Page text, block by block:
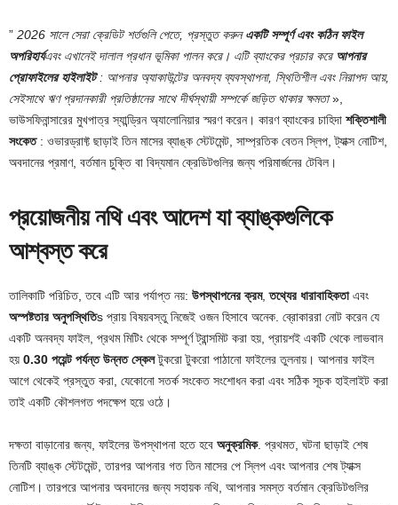
” 2026 সালে সেরা ক্রেডিট শর্তগুলি পেতে, প্রস্তুত করুনএকটি সম্পূর্ণ এবং কঠিন ফাইল
অপরিহার্যএবং এখানেই দালাল প্রধান ভূমিকা পালন করে। এটি ব্যাংকের প্রচার করেআপনার
প্রোফাইলের হাইলাইট: আপনার অ্যাকাউন্টের অনবদ্য ব্যবস্থাপনা, স্থিতিশীল এবং নিরাপদ আয়,
সেইসাথে ঋণ প্রদানকারী প্রতিষ্ঠানের সাথে দীর্ঘস্থায়ী সম্পর্কে জড়িত থাকার ক্ষমতা»,
ভাউসফিনান্সারের মুখপাত্র স্যান্ড্রিন অ্যালোনিয়ার স্মরণ করেন। কারণ ব্যাংকের চাহিদা শক্তিশালী
সংকেত: ওভারড্রাফ্ট ছাড়াই তিন মাসের ব্যাঙ্ক স্টেটমেন্ট, সাম্প্রতিক বেতন স্লিপ, ট্যাক্স নোটিশ,
অবদানের প্রমাণ, বর্তমান চুক্তি বা বিদ্যমান ক্রেডিটগুলির জন্য পরিমার্জনের টেবিল।
প্রয়োজনীয় নথি এবং আদেশ যা ব্যাঙ্কগুলিকে
আশ্বস্ত করে
তালিকাটি পরিচিত, তবে এটি আর পর্যাপ্ত নয়: উপস্থাপনের ক্রম,তথ্যের ধারাবাহিকতাএবং
অস্পষ্টতার অনুপস্থিতিs প্রায় বিষয়বস্তু নিজেই ওজন হিসাবে অনেক. ব্রোকাররা নোট করেন যে
একটি অনবদ্য ফাইল, প্রথম মিটিং থেকে সম্পূর্ণ ট্রান্সমিট করা হয়, প্রায়শই একটি থেকে লাভবান
হয় 0.30 পয়েন্ট পর্যন্ত উন্নত স্কেলটুকরো টুকরো পাঠানো ফাইলের তুলনায়। আপনার ফাইল
আগে থেকেই প্রস্তুত করা, যেকোনো সতর্ক সংকেত সংশোধন করা এবং সঠিক সূচক হাইলাইট করা
তাই একটি কৌশলগত পদক্ষেপ হয়ে ওঠে।
দক্ষতা বাড়ানোর জন্য, ফাইলের উপস্থাপনা হতে হবে অনুক্রমিক. প্রথমত, ঘটনা ছাড়াই শেষ
তিনটি ব্যাঙ্ক স্টেটমেন্ট, তারপর আপনার গত তিন মাসের পে স্লিপ এবং আপনার শেষ ট্যাক্স
নোটিশ। তারপরে আপনার অবদানের জন্য সহায়ক নথি, আপনার সমস্ত বর্তমান ক্রেডিটগুলির